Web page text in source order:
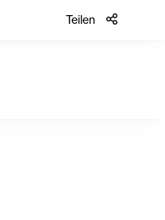
Teilen